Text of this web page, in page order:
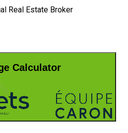
Real Estate Broker
Calculator